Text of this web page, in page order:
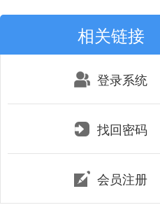
相关链接
登录系统
找回密码
会员注册